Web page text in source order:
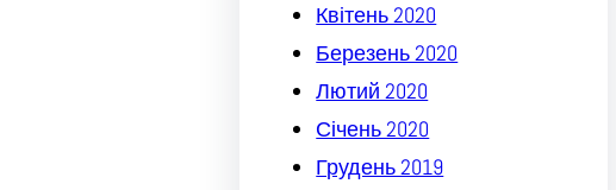
Квітень 2020
Березень 2020
Лютий 2020
Січень 2020
Грудень 2019